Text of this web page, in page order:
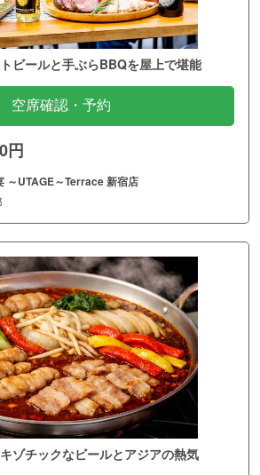
ビールと手ぶらBBQを屋上で堪能
空席確認・予約
円
～UTAGE～Terrace 新宿店
ゾチックなビールとアジアの熱気